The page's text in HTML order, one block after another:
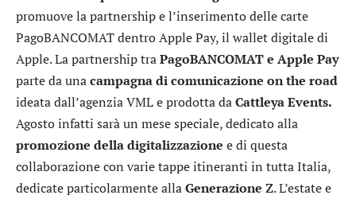
promuove la partnership e l’inserimento delle carte
PagoBANCOMAT dentro Apple Pay, il wallet digitale di
Apple. La partnership traPagoBANCOMAT e Apple Pay
parte da unacampagna di comunicazione on the road
ideata dall’agenzia VML e prodotta daCattleya Events.
Agosto infatti sarà un mese speciale, dedicato alla
promozione della digitalizzazione e di questa
collaborazione con varie tappe itineranti in tutta Italia,
dedicate particolarmente allaGenerazione Z. L’estate e